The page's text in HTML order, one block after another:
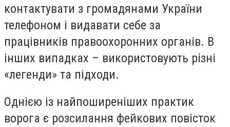
контактувати з громадянами України
телефоном і видавати себе за
працівників правоохоронних органів. В
інших випадках – використовують різні
«легенди» та підходи.
Однією із найпоширеніших практик
ворога є розсилання фейкових повісток